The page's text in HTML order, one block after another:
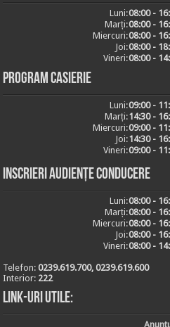
Luni:08:00 -
Marți:08:00 -
Miercuri:08:00 -
Joi:08:00 -
Vineri:08:00 -
Program casierie
Luni:09:00 -
Marți:14:30 -
Miercuri:09:00 -
Joi:14:30 -
Vineri:09:00 -
Inscrieri audiențe conducere
Luni:08:00 -
Marți:08:00 -
Miercuri:08:00 -
Joi:08:00 -
Vineri:08:00 -
Telefon:0239.619.700, 0239.619.600
Interior: 222
Link-uri utile: